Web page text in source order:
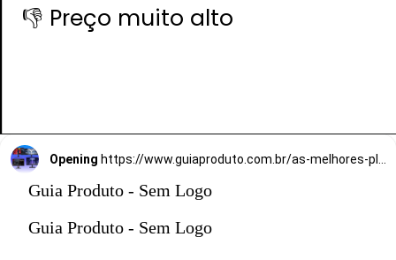
👎 Preço muito alto
Opening
Guia Produto - Sem Logo
Guia Produto - Sem Logo